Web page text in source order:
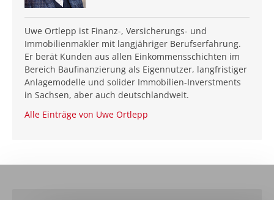
Uwe Ortlepp ist Finanz-, Versicherungs- und
Immobilienmakler mit langjähriger Berufserfahrung.
Er berät Kunden aus allen Einkommensschichten im
Bereich Baufinanzierung als Eigennutzer, langfristiger
Anlagemodelle und solider Immobilien-Inverstments
in Sachsen, aber auch deutschlandweit.
Alle Einträge von Uwe Ortlepp